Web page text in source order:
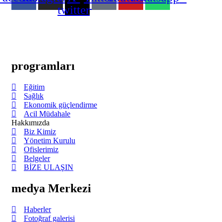
twitter
programları
Eğitim
Sağlık
Ekonomik güçlendirme
Acil Müdahale
Hakkımızda
Biz Kimiz
Yönetim Kurulu​
Ofislerimiz
Belgeler
BİZE ULAŞIN
medya Merkezi
Haberler
Fotoğraf galerisi